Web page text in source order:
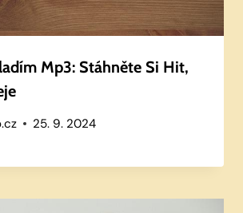
Mp3: Stáhněte Si Hit,
25. 9. 2024